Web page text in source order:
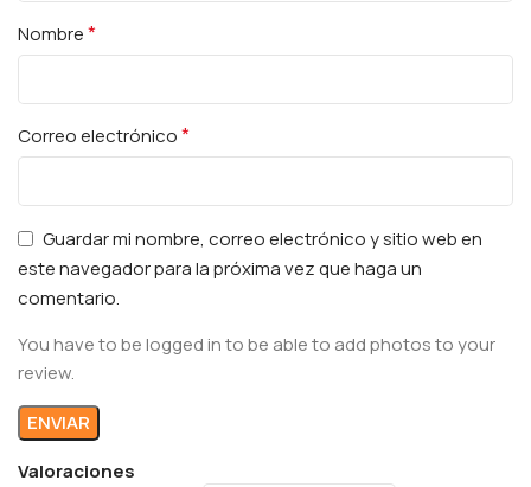
Valoraciones
Nombre*
Correo electrónico*
Guardar mi nombre, correo electrónico y sitio web en
este navegador para la próxima vez que haga un
comentario.
You have to be logged in to be able to add photos to your
review.